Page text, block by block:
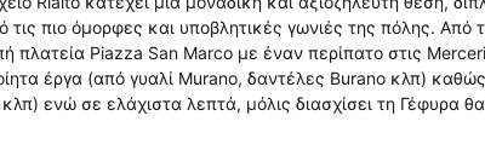
πιο όμορφες και υποβλητικές γωνιές της πόλης. Από
πλατεία Piazza San Marco με έναν περίπατο στις
έργα (από γυαλί Murano, δαντέλες Burano κλπ)
ενώ σε ελάχιστα λεπτά, μόλις διασχίσει τη Γέφυρα θα